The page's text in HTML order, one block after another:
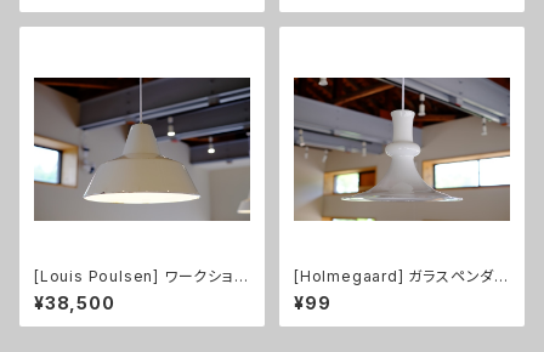
[Louis Poulsen] ワークショッ
プランプ ホワイト
¥38,500
[Holmegaard] ガラスペンダン
トライト Etude1
¥99